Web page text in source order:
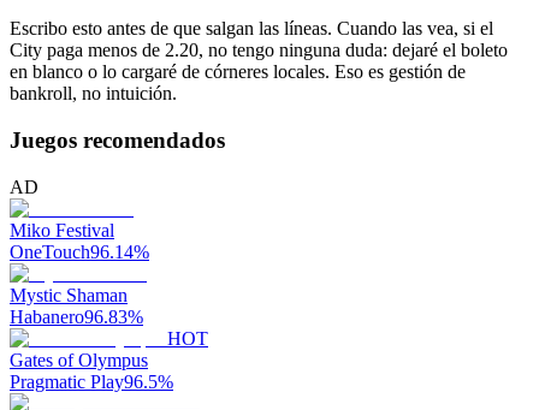
Escribo esto antes de que salgan las líneas. Cuando las vea, si el
City paga menos de 2.20, no tengo ninguna duda: dejaré el boleto
en blanco o lo cargaré de córneres locales. Eso es gestión de
bankroll, no intuición.
Juegos recomendados
AD
Miko Festival
OneTouch96.14%
Mystic Shaman
Habanero96.83%
HOT
Gates of Olympus
Pragmatic Play96.5%